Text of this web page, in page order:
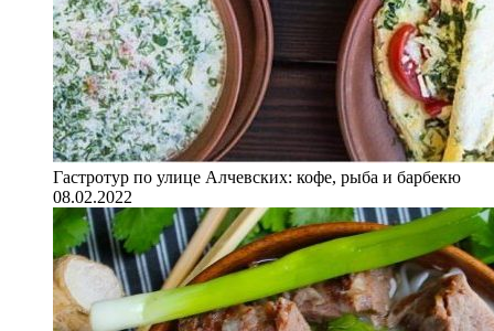
Гастротур по улице Алчевских: кофе, рыба и барбекю
08.02.2022